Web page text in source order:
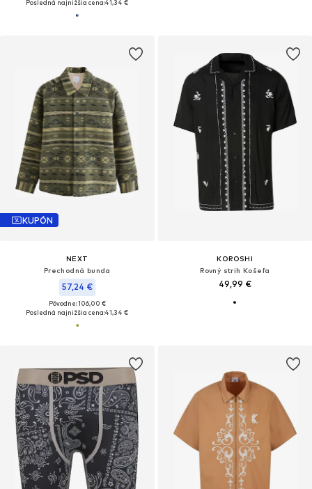
Posledná najnižšia cena:41,34 €
KUPÓN
NEXT
Prechodná bunda
57,24 €
Pôvodne: 106,00 €
Posledná najnižšia cena:41,34 €
KOROSHI
Rovný strih Košeľa
49,99 €